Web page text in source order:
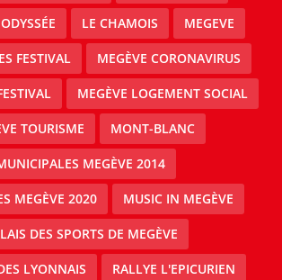
LE CHAMOIS MEGEVE
FESTIVAL MEGÈVE CORONAVIRUS
MEGÈVE LOGEMENT SOCIAL
TOURISME MONT-BLANC
MEGÈVE 2014
MEGÈVE 2020 MUSIC IN MEGÈVE
DES SPORTS DE MEGÈVE
LYONNAIS RALLYE L'EPICURIEN